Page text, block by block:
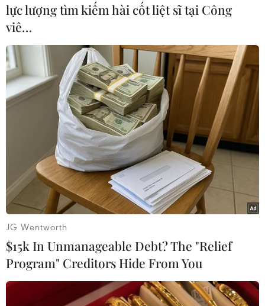
#Jair Bolsonaro
#Sergio Moro
#Can Thiệp Chính Trị
#Thực Thi Pháp Luật
#Chống Tham Nhũng
Brazil
Theo dõi VietnamPlus
TIN LIÊN QUAN
lực lượng tìm kiếm hài cốt liệt sĩ tại Công
viê…
JG Wentworth
$15k In Unmanageable Debt? The "Relief
Program" Creditors Hide From You